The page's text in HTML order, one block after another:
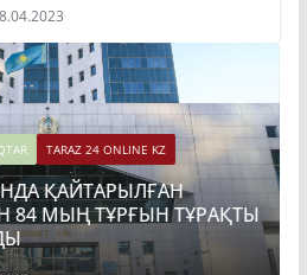
JAŃALYQTAR TARAZ 24 ONLINE KZ
ІРІ АВТОЖОЛ ЖОБАСЫНЫҢ
ТҮРДЕ БАСТАП БЕРДІ